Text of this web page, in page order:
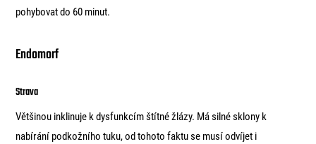
pohybovat do 60 minut.
Endomorf
Strava
Většinou inklinuje k dysfunkcím štítné žlázy. Má silné sklony k
nabírání podkožního tuku, od tohoto faktu se musí odvíjet i